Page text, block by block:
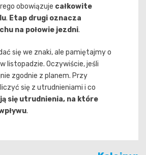
obowiązuje całkowite
. Etap drugi oznacza
na połowie jezdni.
się we znaki, ale pamiętajmy o
listopadzie. Oczywiście, jeśli
zgodnie z planem. Przy
się z utrudnieniami i co
się utrudnienia, na które
.